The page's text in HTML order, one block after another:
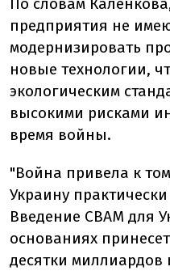
предприятия не
модернизировать
новые технологии,
экологическим
высокими рисками
время войны.
"Война привела к
Украину
Введение СВАМ для
основаниях
десятки миллиардов